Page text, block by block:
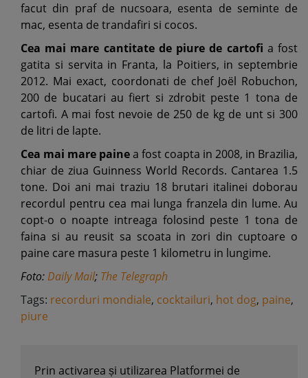
facut din praf de nucsoara, esenta de seminte de
mac, esenta de trandafiri si cocos.
Cea mai mare cantitate de piure de cartofi a fost
gatita si servita in Franta, la Poitiers, in septembrie
2012. Mai exact, coordonati de chef Joël Robuchon,
200 de bucatari au fiert si zdrobit peste 1 tona de
cartofi. A mai fost nevoie de 250 de kg de unt si 300
de litri de lapte.
Cea mai mare painea fost coapta in 2008, in Brazilia,
chiar de ziua Guinness World Records. Cantarea 1.5
tone. Doi ani mai traziu 18 brutari italinei doborau
recordul pentru cea mai lunga franzela din lume. Au
copt-o o noapte intreaga folosind peste 1 tona de
faina si au reusit sa scoata in zori din cuptoare o
paine care masura peste 1 kilometru in lungime.
Foto:Daily Mail; The Telegraph
Tags: recorduri mondiale, cocktailuri, hot dog, paine,
piure
Prin activarea și utilizarea Platformei de